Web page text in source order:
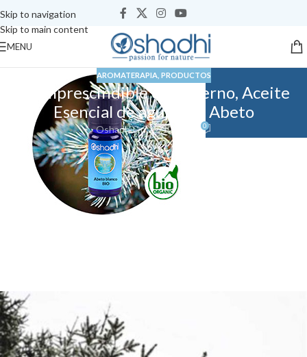
Skip to navigation
Skip to main content
MENU
AROMATERAPIA, PRODUCTOS
Tu imprescindible en invierno, Aceite
Esencial de agujas de Abeto
OshadhiOn 29/12/2017 0